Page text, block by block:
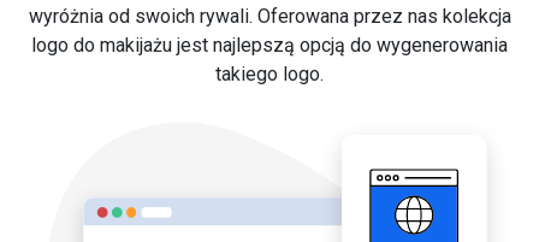
wyróżnia od swoich rywali. Oferowana przez nas kolekcja
logo do makijażu jest najlepszą opcją do wygenerowania
takiego logo.